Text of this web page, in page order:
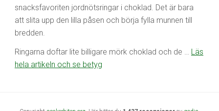
snacksfavoriten jordnötsringar i choklad. Det är bara
att slita upp den lilla påsen och börja fylla munnen till
bredden.
Ringarna doftar lite billigare mörk choklad och de … Läs
hela artikeln och se betyg